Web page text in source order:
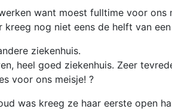
want moest fulltime voor ons
nog niet eens de helft van
ziekenhuis.
heel goed ziekenhuis. Zeer
voor ons meisje! ?
was kreeg ze haar eerste open